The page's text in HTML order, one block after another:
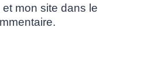
mon site dans le